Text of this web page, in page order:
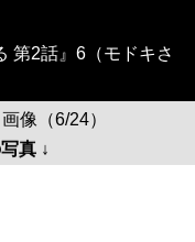
第2話』6（モドキさ
像（6/24）
真 ↓